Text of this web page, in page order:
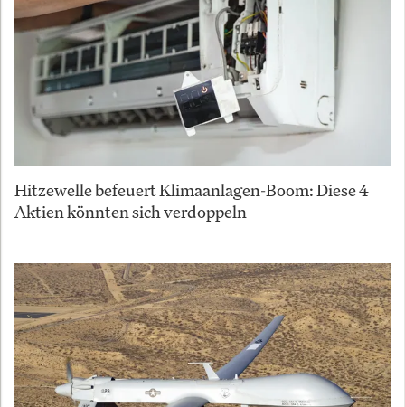
Hitzewelle befeuert Klimaanlagen-Boom: Diese 4
Aktien könnten sich verdoppeln